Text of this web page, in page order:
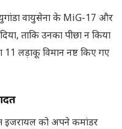
वायुसेना के MiG-17 और
ताकि उनका पीछा न किया
11 लड़ाकू विमान नष्ट किए गए
को अपने कमांडर